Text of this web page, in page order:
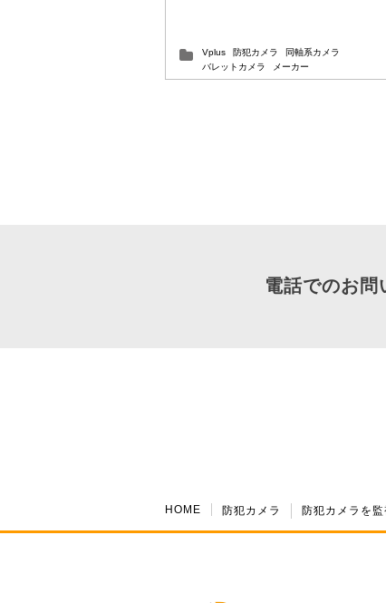
Vplus 防犯カメラ
同軸系カメラ
バレットカメラ
メーカー
電話でのお問
HOME 防犯カメラ 防犯カメラを監